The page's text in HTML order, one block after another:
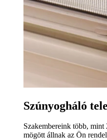
Szúnyogháló
Szakembereink több, mint
mögött állnak az Ön